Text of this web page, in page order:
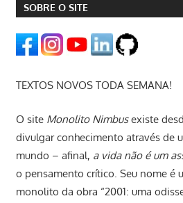
SOBRE O SITE
TEXTOS NOVOS TODA SEMANA!
O site Monolito Nimbusexiste
divulgar conhecimento através de
mundo – afinal, a vida não é um
o pensamento crítico. Seu nome é
monolito da obra “2001: uma